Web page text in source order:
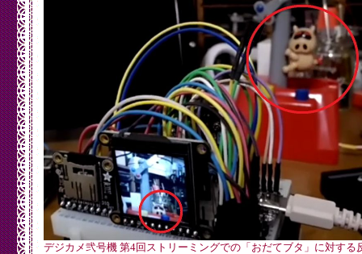
デジカメ弐号機 第4回ストリーミングでの「おだてブタ」に対する